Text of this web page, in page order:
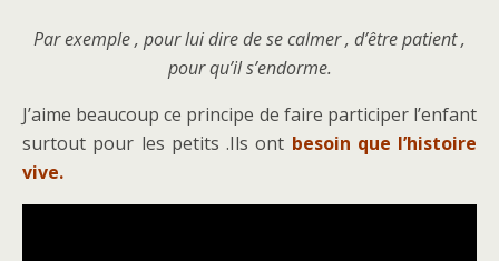
Par exemple , pour lui dire de se calmer , d’être patient ,
pour qu’il s’endorme.
J’aime beaucoup ce principe de faire participer l’enfant
surtout pour les petits .Ils ont besoin que l’histoire
vive.